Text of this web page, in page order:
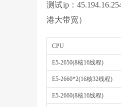
测试ip：
港大带宽）
CPU
E5-2650(8核16线程)
E5-2660*2(16核32线程)
E5-2660(8核16线程)